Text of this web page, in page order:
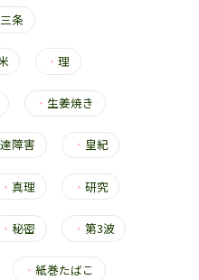
条
・理
・ 生姜焼き
障害 ・ 皇紀
・真理 ・ 研究
・ 秘密 ・ 第3波
・紙巻たばこ